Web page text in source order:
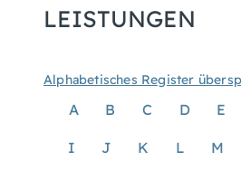
LEISTUNGEN
Alphabetisches Register
A B C D E
I J K L M